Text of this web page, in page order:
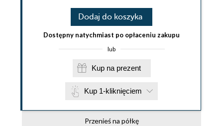
Dodaj do koszyka
Dostępny natychmiast po opłaceniu zakupu
lub
Kup na prezent
Kup 1-kliknięciem
Przenieś na półkę